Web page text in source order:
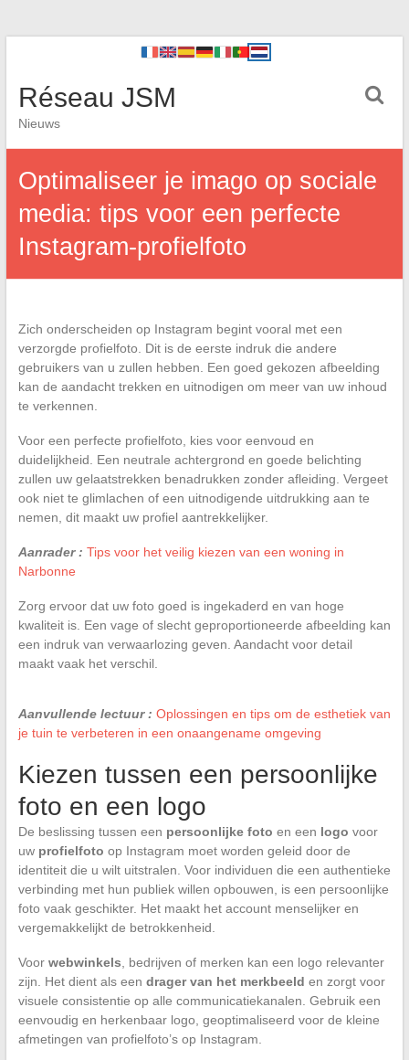
Réseau JSM
Nieuws
Optimaliseer je imago op sociale
media: tips voor een perfecte
Instagram-profielfoto
Zich onderscheiden op Instagram begint vooral met een
verzorgde profielfoto. Dit is de eerste indruk die andere
gebruikers van u zullen hebben. Een goed gekozen afbeelding
kan de aandacht trekken en uitnodigen om meer van uw inhoud
te verkennen.
Voor een perfecte profielfoto, kies voor eenvoud en
duidelijkheid. Een neutrale achtergrond en goede belichting
zullen uw gelaatstrekken benadrukken zonder afleiding. Vergeet
ook niet te glimlachen of een uitnodigende uitdrukking aan te
nemen, dit maakt uw profiel aantrekkelijker.
Aanrader : Tips voor het veilig kiezen van een woning in
Narbonne
Zorg ervoor dat uw foto goed is ingekaderd en van hoge
kwaliteit is. Een vage of slecht geproportioneerde afbeelding kan
een indruk van verwaarlozing geven. Aandacht voor detail
maakt vaak het verschil.
Aanvullende lectuur : Oplossingen en tips om de esthetiek van
je tuin te verbeteren in een onaangename omgeving
Kiezen tussen een persoonlijke
foto en een logo
De beslissing tussen een persoonlijke foto en een logo voor
uw profielfoto op Instagram moet worden geleid door de
identiteit die u wilt uitstralen. Voor individuen die een authentieke
verbinding met hun publiek willen opbouwen, is een persoonlijke
foto vaak geschikter. Het maakt het account menselijker en
vergemakkelijkt de betrokkenheid.
Voor webwinkels , bedrijven of merken kan een logo relevanter
zijn. Het dient als een drager van het merkbeeld en zorgt voor
visuele consistentie op alle communicatiekanalen. Gebruik een
eenvoudig en herkenbaar logo, geoptimaliseerd voor de kleine
afmetingen van profielfoto’s op Instagram.